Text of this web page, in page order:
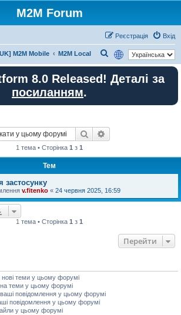
M2M Forum
Вхід
Реєстрація
M2M Mobile M2M Local
о
ш
8.0 Released! Деталі за
посиланням.
Пошук
1 тема • Сторінка 1 з 1
Тем
застосунку
v.fitenko « 24 червня 2025, 16:59
1 тема • Сторінка 1 з 1
Перейти
нові теми у цьому форумі
на теми у цьому форумі
повідомлення у цьому форумі
повідомлення у цьому форумі
у цьому форумі